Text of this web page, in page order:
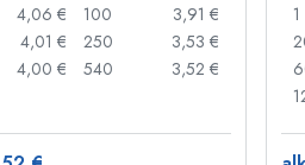
4,06 €
4,01 €
4,00 €
100
3,91 €
250
3,53 €
540
3,52 €
1